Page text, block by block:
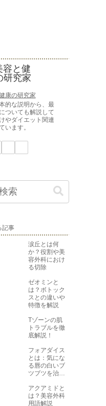
康の研究家
的な説明から、最
ついても解説して
やダイエット関連
います。
記事
涙丘とは何
か？役割や美
容外科におけ
る切除
ゼオミンと
は？ボトック
スとの違いや
特徴を解説
Tゾーンの肌
トラブルを徹
底解説！
フォアダイス
とは：気にな
る唇の白いブ
ツブツを治す
アクアミドと
は？美容外科
用語解説